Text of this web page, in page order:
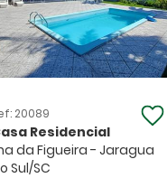
20089
Residencial
da Figueira - Jaragua
Sul/SC